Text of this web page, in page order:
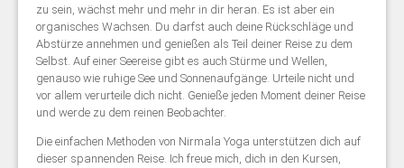
zu sein, wächst mehr und mehr in dir heran. Es ist aber ein
organisches Wachsen. Du darfst auch deine Rückschläge und
Abstürze annehmen und genießen als Teil deiner Reise zu dem
Selbst. Auf einer Seereise gibt es auch Stürme und Wellen,
genauso wie ruhige See und Sonnenaufgänge. Urteile nicht und
vor allem verurteile dich nicht. Genieße jeden Moment deiner Reise
und werde zu dem reinen Beobachter.
Die einfachen Methoden von Nirmala Yoga unterstützen dich auf
dieser spannenden Reise. Ich freue mich, dich in den Kursen,